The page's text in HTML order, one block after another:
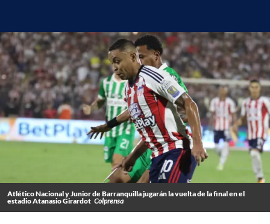
Atlético Nacional y Junior de Barranquilla jugarán la vuelta de la final en el
estadio Atanasio Girardot Colprensa